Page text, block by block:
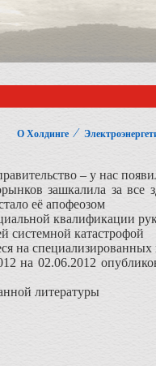
О Холдинге ⁄
– у нас
зашкалила за
её апофеозом
квалификации
системной катастрофой
специализированных
на 02.06.2012
литературы